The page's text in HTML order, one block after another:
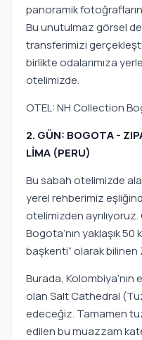
panoramik
Bu unutulmaz görsel
transferimizi
birlikte odalarımıza
otelimizde.
OTEL: NH Collection
2. GÜN: BOGOTA -
LİMA (PERU)
Bu sabah otelimizde
yerel rehberimiz
otelimizden
Bogota’nın yaklaşık
başkenti” olarak
Burada, Kolombiya’nın
olan Salt Cathedral
edeceğiz. Tamamen
edilen bu muazzam